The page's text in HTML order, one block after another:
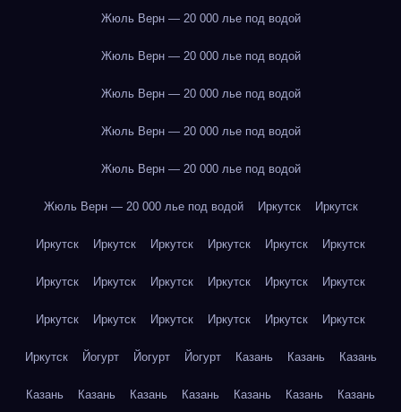
Жюль Верн — 20 000 лье под водой
Жюль Верн — 20 000 лье под водой
Жюль Верн — 20 000 лье под водой
Жюль Верн — 20 000 лье под водой
Жюль Верн — 20 000 лье под водой
Жюль Верн — 20 000 лье под водой Иркутск Иркутск
Иркутск Иркутск Иркутск Иркутск Иркутск Иркутск
Иркутск Иркутск Иркутск Иркутск Иркутск Иркутск
Иркутск Иркутск Иркутск Иркутск Иркутск Иркутск
Иркутск Йогурт Йогурт Йогурт Казань Казань Казань
Казань Казань Казань Казань Казань Казань Казань